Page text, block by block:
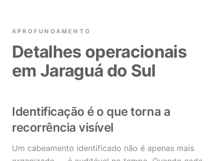
APROFUNDAMENTO
Detalhes operacionais
em Jaraguá do Sul
Identificação é o que torna a
recorrência visível
Um cabeamento identificado não é apenas mais